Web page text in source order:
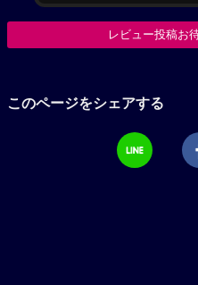
レビュー投稿お
このページをシェアする